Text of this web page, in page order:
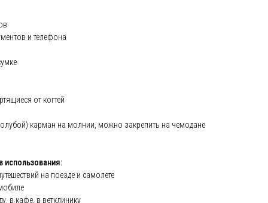
и телефона
от когтей
карман на молнии, можно закрепить на чемодане
использования:
на поезде и самолете
в кафе, в ветклинику